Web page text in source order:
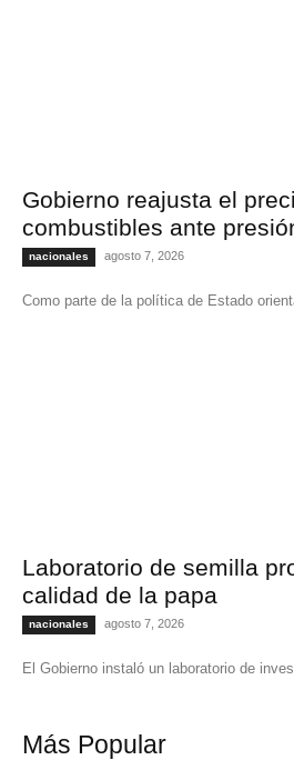
Gobierno reajusta el
combustibles ante
nacionales agosto 7, 2026
Como parte de la política de Estado
Laboratorio de semilla
calidad de la papa
nacionales agosto 7, 2026
El Gobierno instaló un laboratorio de
Más Popular